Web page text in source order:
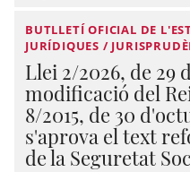
BUTLLETÍ OFICIAL DE
JURÍDIQUES /
Llei 2/2026, de 29
modificació del
8/2015, de 30
s'aprova el text
de la Seguretat